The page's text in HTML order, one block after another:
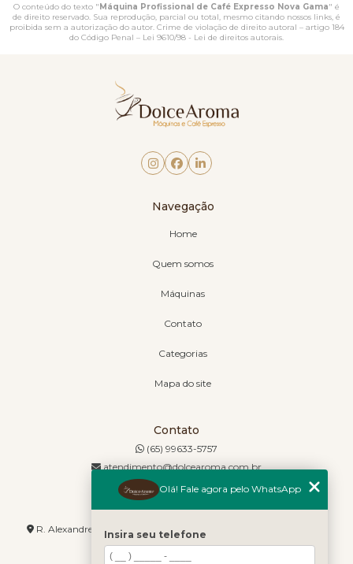
O conteúdo do texto " Máquina Profissional de Café Expresso Nova Gama" é
de direito reservado. Sua reprodução, parcial ou total, mesmo citando nossos links, é
proibida sem a autorização do autor. Crime de violação de direito autoral – artigo 184
do Código Penal – Lei 9610/98 - Lei de direitos autorais.
Navegação
Home
Quem somos
Máquinas
Contato
Categorias
Mapa do site
Contato
(65) 99633-5757
atendimento@dolcearoma.com.br
Endereço
R. Alexandre de Barros, 1730 - Jordão - Cuiabá - MT - 78085-636
Olá! Fale agora pelo WhatsApp
Insira seu telefone